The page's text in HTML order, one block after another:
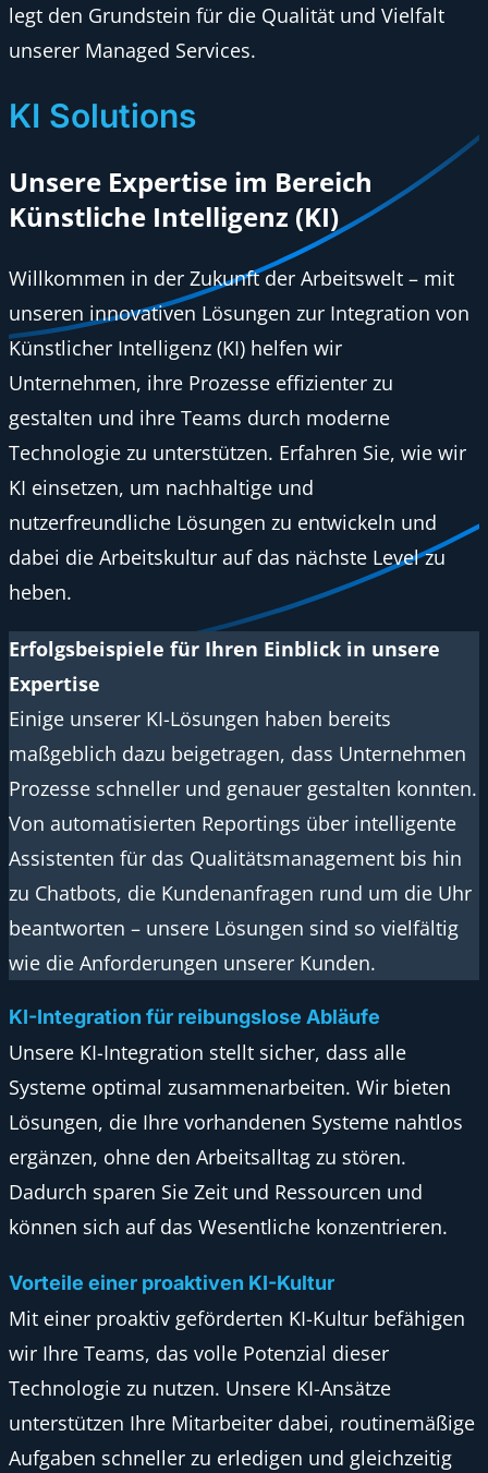
legt den Grundstein für die Qualität und Vielfalt
unserer Managed Services.
KI Solutions
Unsere Expertise im Bereich
Künstliche Intelligenz (KI)
Willkommen in der Zukunft der Arbeitswelt – mit
unseren innovativen Lösungen zur Integration von
Künstlicher Intelligenz (KI) helfen wir
Unternehmen, ihre Prozesse effizienter zu
gestalten und ihre Teams durch moderne
Technologie zu unterstützen. Erfahren Sie, wie wir
KI einsetzen, um nachhaltige und
nutzerfreundliche Lösungen zu entwickeln und
dabei die Arbeitskultur auf das nächste Level zu
heben.
Erfolgsbeispiele für Ihren Einblick in unsere
Expertise
Einige unserer KI-Lösungen haben bereits
maßgeblich dazu beigetragen, dass Unternehmen
Prozesse schneller und genauer gestalten konnten.
Von automatisierten Reportings über intelligente
Assistenten für das Qualitätsmanagement bis hin
zu Chatbots, die Kundenanfragen rund um die Uhr
beantworten – unsere Lösungen sind so vielfältig
wie die Anforderungen unserer Kunden.
KI-Integration für reibungslose Abläufe
Unsere KI-Integration stellt sicher, dass alle
Systeme optimal zusammenarbeiten. Wir bieten
Lösungen, die Ihre vorhandenen Systeme nahtlos
ergänzen, ohne den Arbeitsalltag zu stören.
Dadurch sparen Sie Zeit und Ressourcen und
können sich auf das Wesentliche konzentrieren.
Vorteile einer proaktiven KI-Kultur
Mit einer proaktiv geförderten KI-Kultur befähigen
wir Ihre Teams, das volle Potenzial dieser
Technologie zu nutzen. Unsere KI-Ansätze
unterstützen Ihre Mitarbeiter dabei, routinemäßige
Aufgaben schneller zu erledigen und gleichzeitig